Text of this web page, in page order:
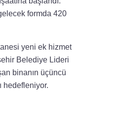
formda 420
yeni ek hizmet
Belediye Lideri
binanın üçüncü
hedefleniyor.